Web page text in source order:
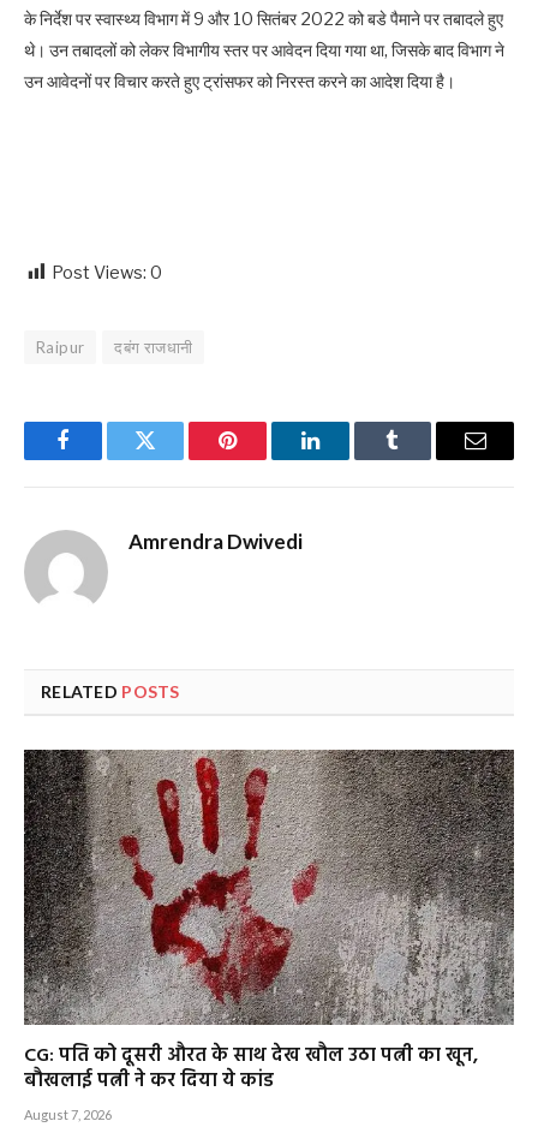
के निर्देश पर स्वास्थ्य विभाग में 9 और 10 सितंबर 2022 को बडे पैमाने पर तबादले हुए
थे। उन तबादलों को लेकर विभागीय स्तर पर आवेदन दिया गया था, जिसके बाद विभाग ने
उन आवेदनों पर विचार करते हुए ट्रांसफर को निरस्त करने का आदेश दिया है।
Post Views: 0
Raipur दबंग राजधानी
FacebookTwitter Pinterest LinkedInTumblr Email
Amrendra Dwivedi
RELATED POSTS
CG: पति को दूसरी औरत के साथ देख खौल उठा पत्नी का खून,
बौखलाई पत्नी ने कर दिया ये कांड
August 7, 2026